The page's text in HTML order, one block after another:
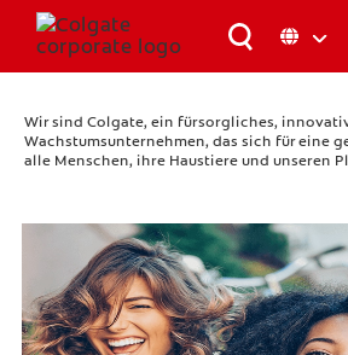
Wir sind Colgate, ein fürsorgliches,
Wachstumsunternehmen, das sich für eine
alle Menschen, ihre Haustiere und unseren